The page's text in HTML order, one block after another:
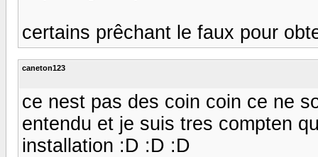
certains prêchant le faux pour
caneton123
ce nest pas des coin coin ce ne
entendu et je suis tres compten
installation :D :D :D